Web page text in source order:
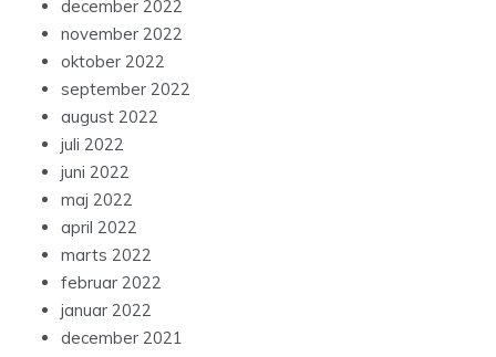
december 2022
november 2022
oktober 2022
september 2022
august 2022
juli 2022
juni 2022
maj 2022
april 2022
marts 2022
februar 2022
januar 2022
december 2021